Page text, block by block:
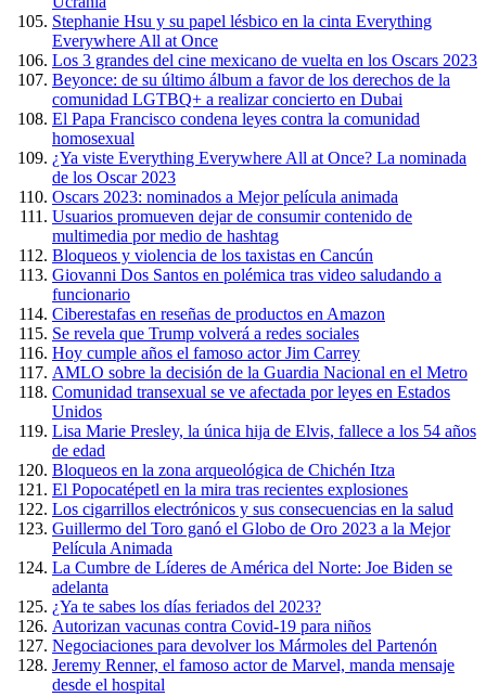
Stephanie Hsu y su papel lésbico en la cinta Everything
Everywhere All at Once
Los 3 grandes del cine mexicano de vuelta en los Oscars 2023
Beyonce: de su último álbum a favor de los derechos de la
comunidad LGTBQ+ a realizar concierto en Dubai
El Papa Francisco condena leyes contra la comunidad
homosexual
¿Ya viste Everything Everywhere All at Once? La nominada
de los Oscar 2023
Oscars 2023: nominados a Mejor película animada
Usuarios promueven dejar de consumir contenido de
multimedia por medio de hashtag
Bloqueos y violencia de los taxistas en Cancún
Giovanni Dos Santos en polémica tras video saludando a
funcionario
Ciberestafas en reseñas de productos en Amazon
Se revela que Trump volverá a redes sociales
Hoy cumple años el famoso actor Jim Carrey
AMLO sobre la decisión de la Guardia Nacional en el Metro
Comunidad transexual se ve afectada por leyes en Estados
Unidos
Lisa Marie Presley, la única hija de Elvis, fallece a los 54 años
de edad
Bloqueos en la zona arqueológica de Chichén Itza
El Popocatépetl en la mira tras recientes explosiones
Los cigarrillos electrónicos y sus consecuencias en la salud
Guillermo del Toro ganó el Globo de Oro 2023 a la Mejor
Película Animada
La Cumbre de Líderes de América del Norte: Joe Biden se
adelanta
¿Ya te sabes los días feriados del 2023?
Autorizan vacunas contra Covid-19 para niños
Negociaciones para devolver los Mármoles del Partenón
Jeremy Renner, el famoso actor de Marvel, manda mensaje
desde el hospital